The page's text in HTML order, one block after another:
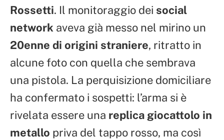
Rossetti. Il monitoraggio dei social
network aveva già messo nel mirino un
20enne di origini straniere, ritratto in
alcune foto con quella che sembrava
una pistola. La perquisizione domiciliare
ha confermato i sospetti: l’arma si è
rivelata essere una replica giocattolo in
metallo priva del tappo rosso, ma così